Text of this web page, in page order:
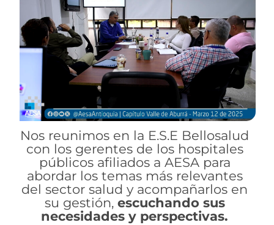
Nos reunimos en la E.S.E Bellosalud
con los gerentes de los hospitales
públicos afiliados a AESA para
abordar los temas más relevantes
del sector salud y acompañarlos en
su gestión, escuchando sus
necesidades y perspectivas.